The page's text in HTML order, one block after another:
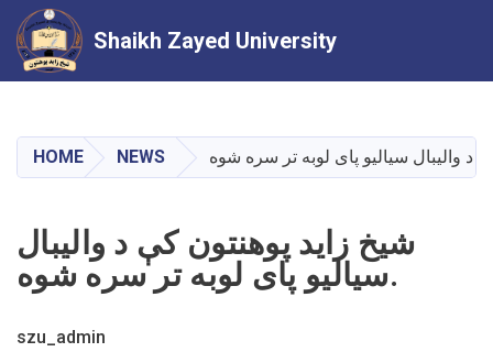
content
Shaikh Zayed University
HOME NEWS
شیخ زاید پوهنتون کې د والیبال
سیالیو پای لوبه تر سره شوه.
szu_admin